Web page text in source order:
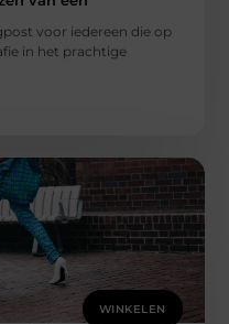
voor iedereen die op
in het prachtige
WINKELEN